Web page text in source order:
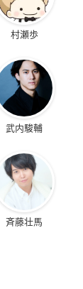
村瀬歩
武内駿輔
斉藤壮馬